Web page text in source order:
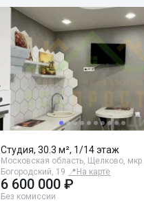
Студия, 30.3 м², 1/14 этаж
Московская область, Щелково, мкр.
Богородский, 19 📍 На карте
6 600 000 ₽
Без комиссии